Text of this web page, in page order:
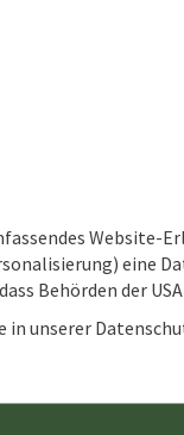
Website-
eine
Behörden der
unserer